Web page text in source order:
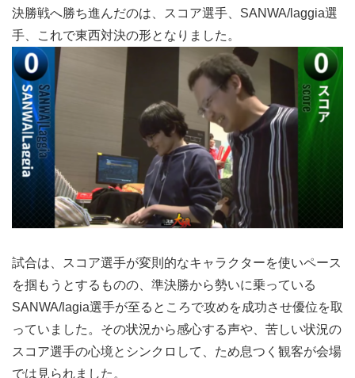
決勝戦へ勝ち進んだのは、スコア選手、SANWA/laggia選
手、これで東西対決の形となりました。
試合は、スコア選手が変則的なキャラクターを使いペース
を掴もうとするものの、準決勝から勢いに乗っている
SANWA/lagia選手が至るところで攻めを成功させ優位を取
っていました。その状況から感心する声や、苦しい状況の
スコア選手の心境とシンクロして、ため息つく観客が会場
では見られました。